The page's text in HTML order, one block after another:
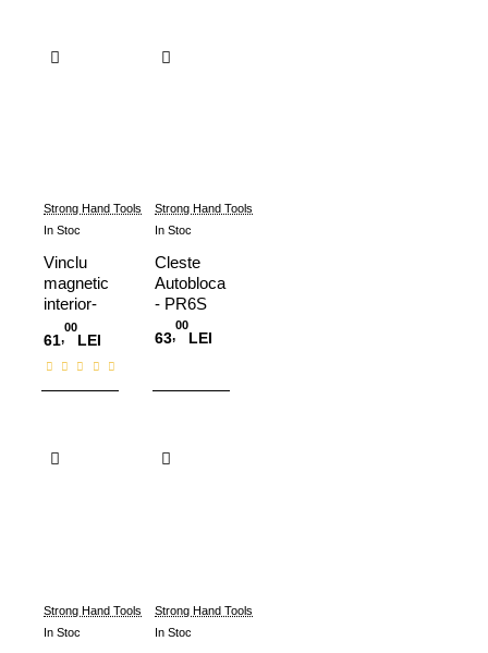
Strong Hand Tools
In Stoc
Vinclu
magnetic
interior-
exterior,
18kg,
MLD600
61,
00
LEI
Strong Hand Tools
In Stoc
Cleste
Autoblocant
- PR6S
63,
00
LEI
Strong Hand Tools
In Stoc
Strong Hand Tools
In Stoc